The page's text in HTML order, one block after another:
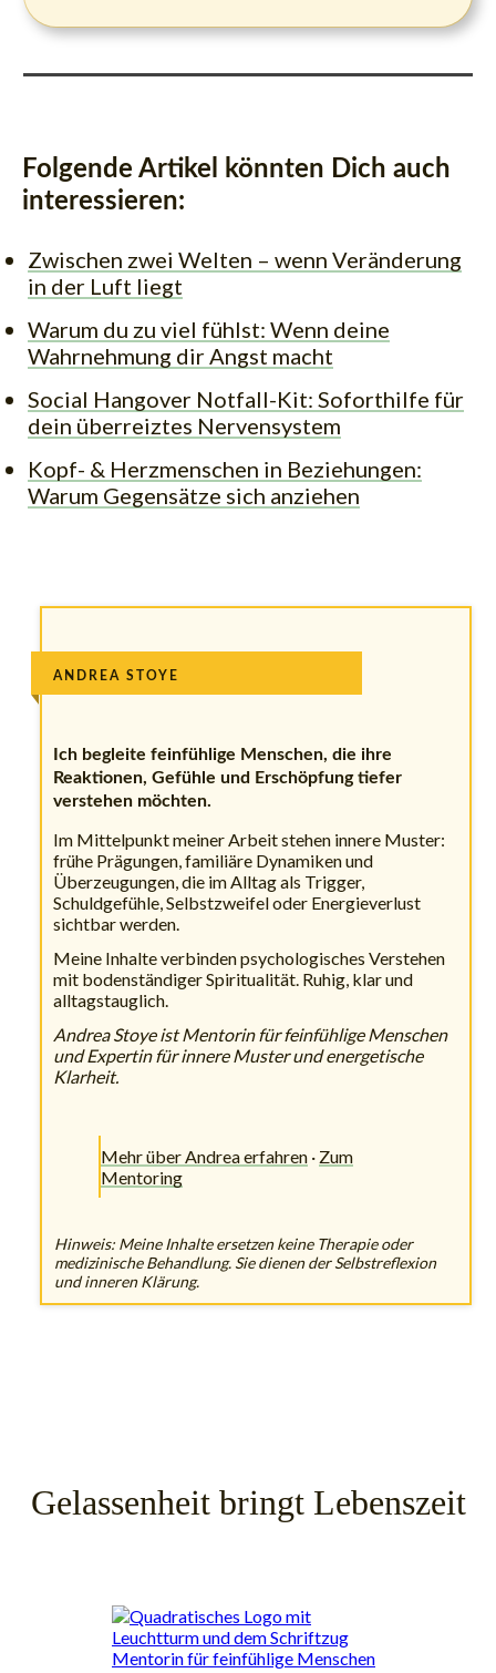
Folgende Artikel könnten Dich auch
interessieren:
Zwischen zwei Welten – wenn Veränderung
in der Luft liegt
Warum du zu viel fühlst: Wenn deine
Wahrnehmung dir Angst macht
Social Hangover Notfall-Kit: Soforthilfe für
dein überreiztes Nervensystem
Kopf- & Herzmenschen in Beziehungen:
Warum Gegensätze sich anziehen
ANDREA STOYE
Ich begleite feinfühlige Menschen, die ihre
Reaktionen, Gefühle und Erschöpfung tiefer
verstehen möchten.
Im Mittelpunkt meiner Arbeit stehen innere Muster:
frühe Prägungen, familiäre Dynamiken und
Überzeugungen, die im Alltag als Trigger,
Schuldgefühle, Selbstzweifel oder Energieverlust
sichtbar werden.
Meine Inhalte verbinden psychologisches Verstehen
mit bodenständiger Spiritualität. Ruhig, klar und
alltagstauglich.
Andrea Stoye ist Mentorin für feinfühlige Menschen
und Expertin für innere Muster und energetische
Klarheit.
Mehr über Andrea erfahren · Zum
Mentoring
Hinweis: Meine Inhalte ersetzen keine Therapie oder
medizinische Behandlung. Sie dienen der Selbstreflexion
und inneren Klärung.
Gelassenheit bringt Lebenszeit